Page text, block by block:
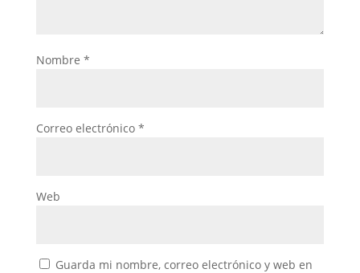
Nombre *
Correo electrónico *
Web
Guarda mi nombre, correo electrónico y web en